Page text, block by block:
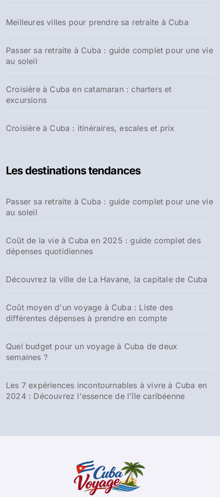
Meilleures villes pour prendre sa retraite à Cuba
Passer sa retraite à Cuba : guide complet pour une vie
au soleil
Croisière à Cuba en catamaran : charters et
excursions
Croisière à Cuba : itinéraires, escales et prix
Les destinations tendances
Passer sa retraite à Cuba : guide complet pour une vie
au soleil
Coût de la vie à Cuba en 2025 : guide complet des
dépenses quotidiennes
Découvrez la ville de La Havane, la capitale de Cuba
Coût moyen d'un voyage à Cuba : Liste des
différentes dépenses à prendre en compte
Quel budget pour un voyage à Cuba de deux
semaines ?
Les 7 expériences incontournables à vivre à Cuba en
2024 : Découvrez l'essence de l'île caribéenne